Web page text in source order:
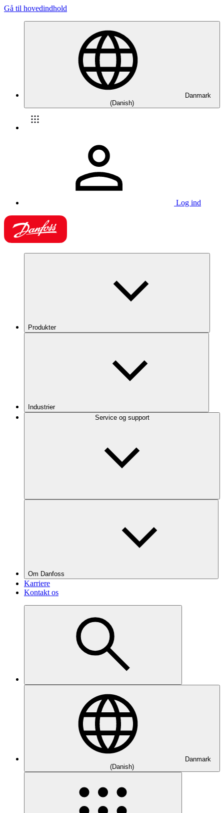
Gå til hovedindhold
Danmark
(Danish)
Log ind
Produkter
Industrier
Service og support
Om Danfoss
Karriere
Kontakt os
Danmark
(Danish)